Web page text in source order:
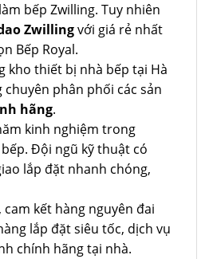
bếp Zwilling. Tuy nhiên
Zwillingvới giá rẻ nhất
Bếp Royal.
kho thiết bị nhà bếp tại Hà
chuyên phân phối các sản
hãng.
kinh nghiệm trong
Đội ngũ kỹ thuật có
lắp đặt nhanh chóng,
cam kết hàng nguyên đai
lắp đặt siêu tốc, dịch vụ
chính hãng tại nhà.